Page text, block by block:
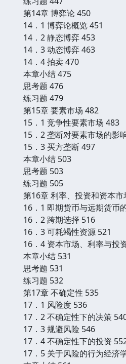
第14章 博弈论 450
14．1 博弈论概览 451
14．2 静态博弈 453
14．3 动态博弈 463
14．4 拍卖 470
本章小结 475
思考题 476
练习题 479
第15章 要素市场 482
15．1 竞争性要素市场 483
15．2 垄断对要素市场的影
15．3 买方垄断 497
本章小结 503
思考题 503
练习题 505
第16章 利率、投资和资本市
16．1 即期货币与远期货币
16．2 跨期选择 516
16．3 可耗竭性资源 521
16．4 资本市场、利率与投
本章小结 531
思考题 531
练习题 532
第17章 不确定性 535
17．1 风险度 536
17．2 不确定性下的决策
17．3 规避风险 546
17．4 不确定性下的投资
17．5 关于风险的行为经济